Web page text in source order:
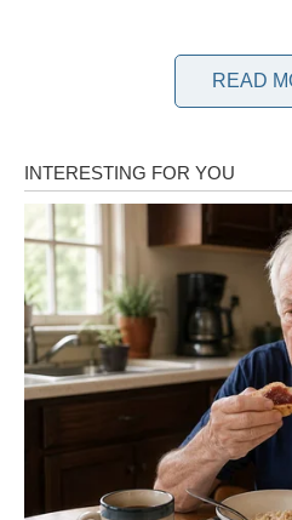
Sa samo dva krompira i jajetom,
domaće pufove koje će svideti
POTREBNI SASTOJCI:
2 veća kuvana krompira (oko
so, crvena paprika, crni biber
korijander
2 kašike kukuruznog škroba
1 jaje
Mrvice hljeba
KAKO SE PRIPREMAJU?
READ